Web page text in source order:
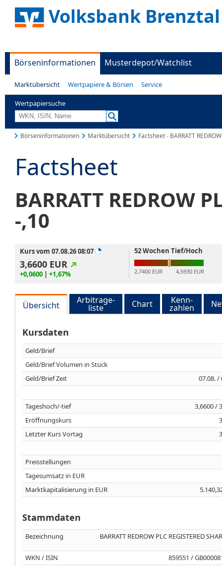
Volksbank Brenztal
Börseninformationen Musterdepot/Watchlist
Marktübersicht Wertpapiere & Börsen Service
Wertpapiersuche
Börseninformationen Marktübersicht Factsheet - BARRATT
Factsheet
BARRATT REDROW
-,10
Kurs vom 07.08.26 08:07
3,6600 EUR
+0,0600 | +1,67%
52 Wochen Tief/Hoch
2,7400 EUR 4,5930 EUR
Übersicht Arbitrage-
liste Chart Kenn-
zahlen
Kursdaten
Geld/Brief
Geld/Brief Volumen in Stück
Geld/Brief Zeit
07.08. /
Tageshoch/-tief
3,6600 /
Eröffnungskurs
Letzter Kurs Vortag
Preisstellungen
Tagesumsatz in EUR
Marktkapitalisierung in EUR
Stammdaten
Bezeichnung BARRATT REDROW PLC REGISTERED
WKN / ISIN
859551 /